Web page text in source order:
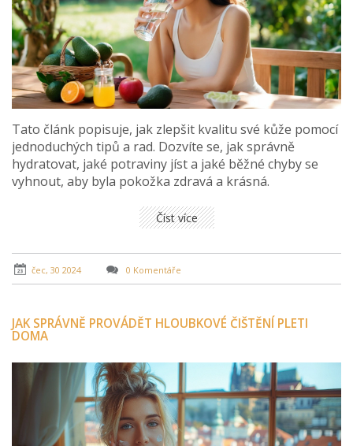
Tato článk popisuje, jak zlepšit kvalitu své kůže pomocí
jednoduchých tipů a rad. Dozvíte se, jak správně
hydratovat, jaké potraviny jíst a jaké běžné chyby se
vyhnout, aby byla pokožka zdravá a krásná.
Číst více
čec, 30 2024 0 Komentáře
JAK SPRÁVNĚ PROVÁDĚT HLOUBKOVÉ ČIŠTĚNÍ PLETI
DOMA